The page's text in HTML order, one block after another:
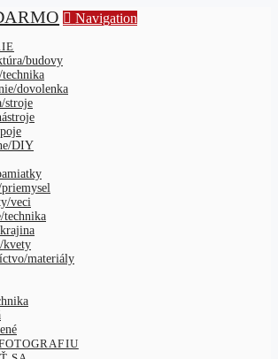
Navigation
budovy
dovolenka
stroje
DIY
veci
technika
kvety
materiály